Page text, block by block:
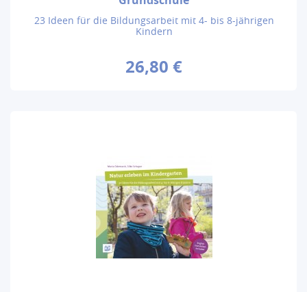
23 Ideen für die Bildungsarbeit mit 4- bis 8-jährigen
Kindern
26,80 €